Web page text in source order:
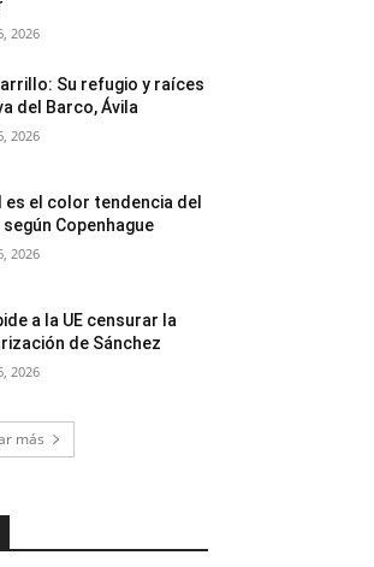
2026
Su refugio y raíces
del Barco, Ávila
2026
es el color tendencia del
Copenhague
2026
a la UE censurar la
de Sánchez
2026
más